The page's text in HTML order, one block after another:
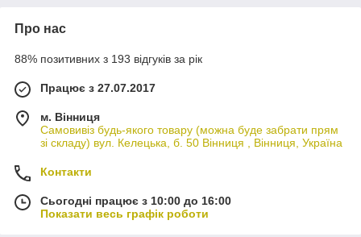
Про нас
88% позитивних з 193 відгуків за рік
Працює з 27.07.2017
м. Вінниця
Самовивіз будь-якого товару (можна буде забрати прям
зі складу) вул. Келецька, б. 50 Вінниця , Вінниця, Україна
Контакти
Сьогодні працює з 10:00 до 16:00
Показати весь графік роботи